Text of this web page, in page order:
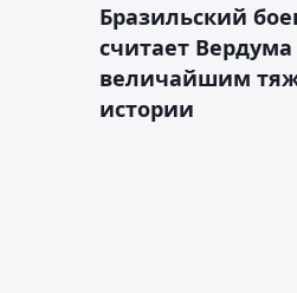
Бразильский
считает Вердума
величайшим
истории